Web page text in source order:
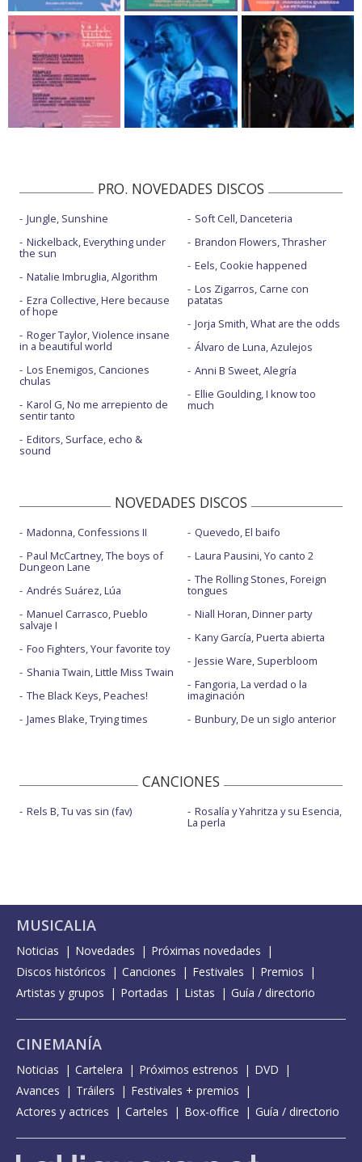
PRO. NOVEDADES DISCOS
Jungle, Sunshine
Nickelback, Everything under
the sun
Natalie Imbruglia, Algorithm
Ezra Collective, Here because
of hope
Roger Taylor, Violence insane
in a beautiful world
Los Enemigos, Canciones
chulas
Karol G, No me arrepiento de
sentir tanto
Editors, Surface, echo &
sound
Soft Cell, Danceteria
Brandon Flowers, Thrasher
Eels, Cookie happened
Los Zigarros, Carne con
patatas
Jorja Smith, What are the odds
Álvaro de Luna, Azulejos
Anni B Sweet, Alegría
Ellie Goulding, I know too
much
NOVEDADES DISCOS
Madonna, Confessions II
Paul McCartney, The boys of
Dungeon Lane
Andrés Suárez, Lúa
Manuel Carrasco, Pueblo
salvaje I
Foo Fighters, Your favorite toy
Shania Twain, Little Miss Twain
The Black Keys, Peaches!
James Blake, Trying times
Quevedo, El baifo
Laura Pausini, Yo canto 2
The Rolling Stones, Foreign
tongues
Niall Horan, Dinner party
Kany García, Puerta abierta
Jessie Ware, Superbloom
Fangoria, La verdad o la
imaginación
Bunbury, De un siglo anterior
CANCIONES
Rels B, Tu vas sin (fav) Rosalía y Yahritza y su Esencia,
La perla
MUSICALIA
Noticias Novedades
Próximas novedades
Discos históricos
Canciones Festivales
Premios
Artistas y grupos
Portadas Listas Guía / directorio
CINEMANÍA
Noticias Cartelera Próximos estrenos
DVD
Avances
Tráilers
Festivales + premios
Actores y actrices
Carteles Box-office Guía / directorio